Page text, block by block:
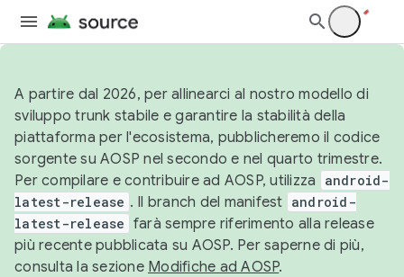
A partire dal 2026, per allinearci al nostro modello di
sviluppo trunk stabile e garantire la stabilità della
piattaforma per l'ecosistema, pubblicheremo il codice
sorgente su AOSP nel secondo e nel quarto trimestre.
Per compilare e contribuire ad AOSP, utilizza
android-
latest-release . Il branch del manifest android-
latest-release farà sempre riferimento alla release
più recente pubblicata su AOSP. Per saperne di più,
consulta la sezione Modifiche ad AOSP.